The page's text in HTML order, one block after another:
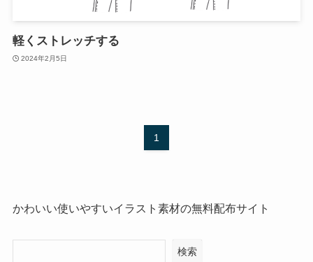
軽くストレッチする
2024年2月5日
1
かわいい使いやすいイラスト素材の無料配布サイト
検索